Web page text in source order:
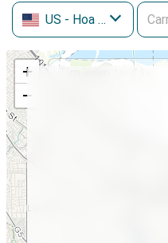
US - Hoa Kỳ
+
−